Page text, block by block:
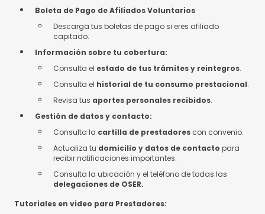
Boleta de Pago de Afiliados Voluntarios
Descarga tus boletas de pago si eres afiliado
capitado.
Información sobre tu cobertura:
Consulta el estado de tus trámites y reintegros.
Consulta el historial de tu consumo prestacional.
Revisa tus aportes personales recibidos.
Gestión de datos y contacto:
Consulta la cartilla de prestadores con convenio.
Actualiza tu domicilio y datos de contacto para
recibir notificaciones importantes.
Consulta la ubicación y el teléfono de todas las
delegaciones de OSER.
Tutoriales en video para Prestadores: